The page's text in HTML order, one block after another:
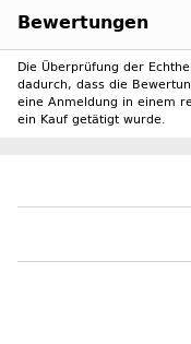
Bewertungen
Die Überprüfung der
dadurch, dass die
eine Anmeldung in einem
ein Kauf getätigt wurde.